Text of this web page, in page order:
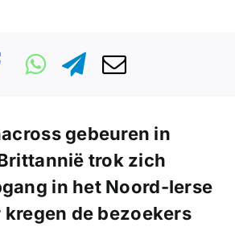
gebeuren in
trok zich
in het Noord-Ierse
kregen de bezoekers